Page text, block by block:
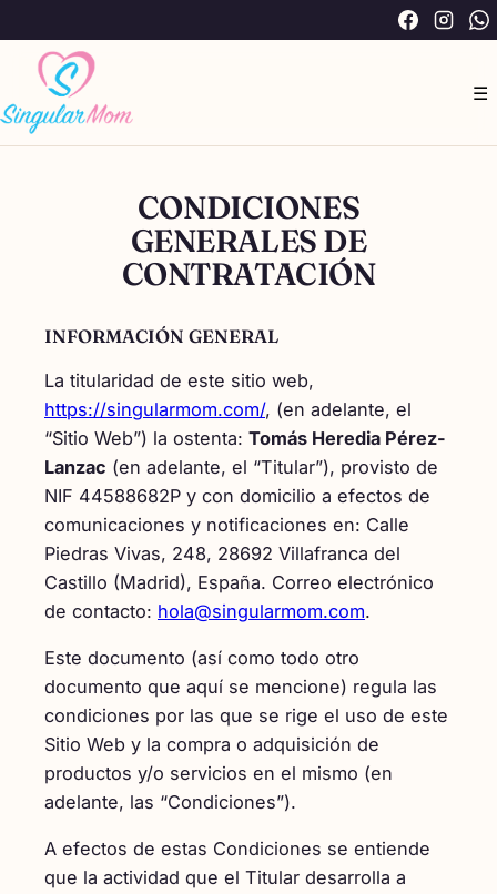
al
contenido
Facebook
☰
CONDICIONES
GENERALES DE
CONTRATACIÓN
INFORMACIÓN GENERAL
La titularidad de este sitio web,
https://singularmom.com/, (en adelante, el
“Sitio Web”) la ostenta: Tomás Heredia Pérez-
Lanzac (en adelante, el “Titular”), provisto de
NIF 44588682P y con domicilio a efectos de
comunicaciones y notificaciones en: Calle
Piedras Vivas, 248, 28692 Villafranca del
Castillo (Madrid), España. Correo electrónico
de contacto: hola@singularmom.com.
Este documento (así como todo otro
documento que aquí se mencione) regula las
condiciones por las que se rige el uso de este
Sitio Web y la compra o adquisición de
productos y/o servicios en el mismo (en
adelante, las “Condiciones”).
A efectos de estas Condiciones se entiende
que la actividad que el Titular desarrolla a